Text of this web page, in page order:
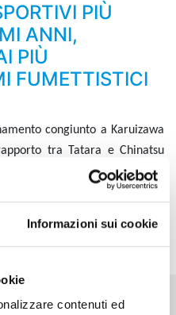
Informazioni sui cookie
contenuti ed
PIÙ
ANNI,
PIÙ
FUMETTISTICI
congiunto a Karuizawa
tra Tatara e Chinatsu
e la coppia è sull’orlo
il Torneo di Danza Sportiva di